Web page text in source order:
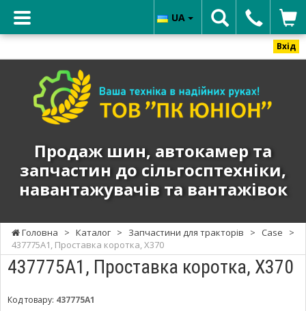
Вхід
ЮНИОН"
автокамер
до
сільгосптехніки,
навантажувачів
та
Продаж шин, автокамер та
запчастин до сільгосптехніки,
навантажувачів та вантажівок
UA
Головна > Каталог > Запчастини для тракторів > Case
>
437775A1, Проставка коротка, X370
437775A1, Проставка коротка, X370
Код товару: 437775A1